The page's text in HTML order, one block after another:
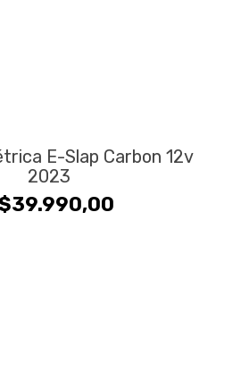
E-Slap Carbon 12v
2023
39.990,00